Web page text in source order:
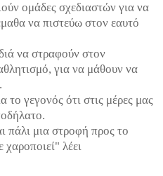
ομάδες σχεδιαστών για να
να πιστεύω στον εαυτό
να στραφούν στον
για να μάθουν να
το γεγονός ότι στις μέρες μας
πάλι μια στροφή προς το
λέει